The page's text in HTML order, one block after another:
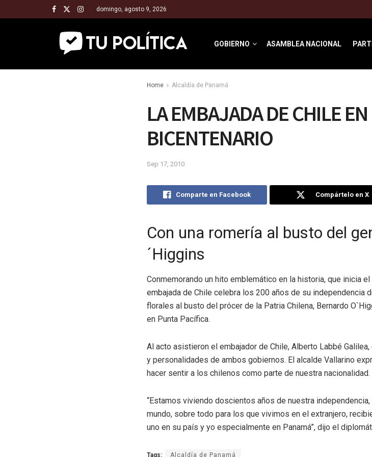
domingo, agosto 9, 2026
GOBIERNO ASAMBLEA NACIONAL
Home Alcaldía de Panamá
LA EMBAJADA DE CHILE
BICENTENARIO
Sep 17, 2010
Comparte en Facebook Compártelo en X
Con una romería al busto del
´Higgins
Conmemorando un hito emblemático en la historia, que inicia
embajada de Chile celebra los 200 años de su independencia
florales al busto del prócer de la Patria Chilena, Bernardo
en Punta Pacífica.
Al acto asistieron el embajador de Chile, Alberto Labbé
y personalidades de ambos gobiernos. El alcalde Vallarino
hacer sentir a los chilenos como parte de nuestra nacionalidad.
“Estamos viviendo doscientos años de nuestra
mundo, sobre todo para los que vivimos en el extranjero,
uno en su país y yo especialmente en Panamá”, dijo el
Tags: Alcaldía de Panamá